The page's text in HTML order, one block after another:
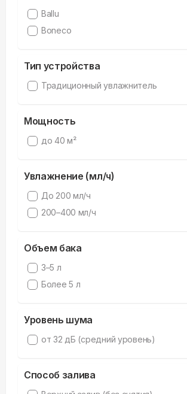
Ballu
Boneco
Тип устройства
Традиционный увлажнитель
Мощность
до 40 м²
Увлажнение (мл/ч)
До 200 мл/ч
200–400 мл/ч
Объем бака
3–5 л
Более 5 л
Уровень шума
от 32 дБ (средний уровень)
Способ залива